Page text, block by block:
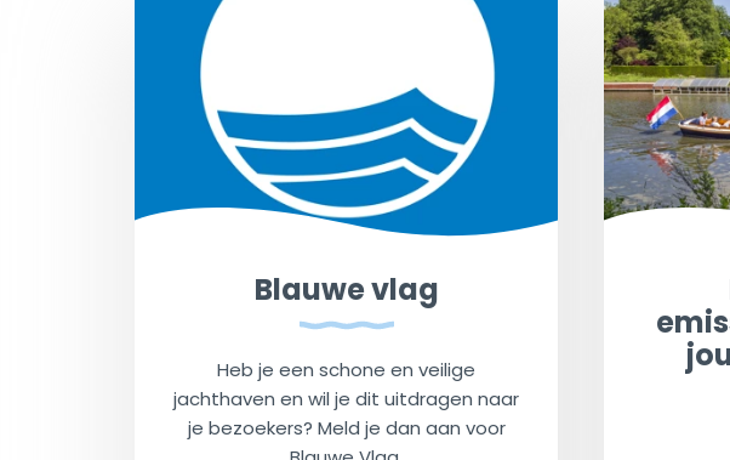
Blauwe vlag
Heb je een schone en veilige
jachthaven en wil je dit uitdragen naar
je bezoekers? Meld je dan aan voor